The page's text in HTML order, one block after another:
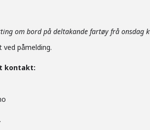
om bord på deltakande fartøy frå onsdag
påmelding.
kontakt: